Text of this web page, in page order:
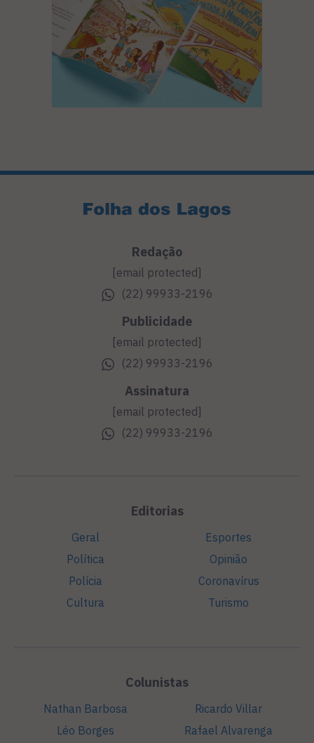
Redação
[email protected]
(22) 99933-2196
Publicidade
[email protected]
(22) 99933-2196
Assinatura
[email protected]
(22) 99933-2196
Editorias
Geral
Política
Polícia
Cultura
Esportes
Opinião
Coronavírus
Turismo
Colunistas
Nathan Barbosa
Léo Borges
Ricardo Villar
Rafael Alvarenga